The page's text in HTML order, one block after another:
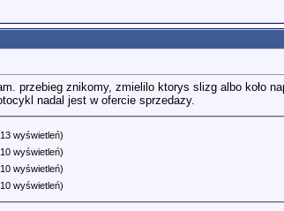
przebieg znikomy, zmielilo ktorys slizg albo koło
nadal jest w ofercie sprzedazy.
wyświetleń)
wyświetleń)
wyświetleń)
wyświetleń)